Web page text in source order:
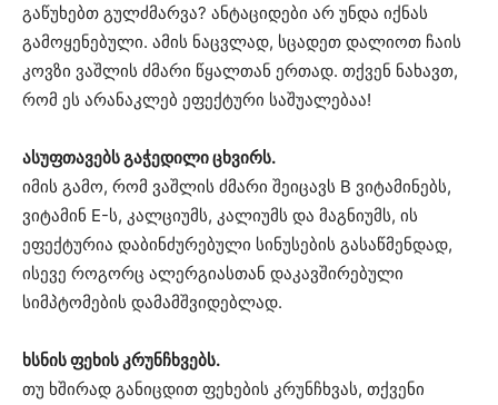
გაწუხებთ გულძმარვა? ანტაციდები არ უნდა იქნას
გამოყენებული. ამის ნაცვლად, სცადეთ დალიოთ ჩაის
კოვზი ვაშლის ძმარი წყალთან ერთად. თქვენ ნახავთ,
რომ ეს არანაკლებ ეფექტური საშუალებაა!
ასუფთავებს გაჭედილი ცხვირს.
იმის გამო, რომ ვაშლის ძმარი შეიცავს B ვიტამინებს,
ვიტამინ E-ს, კალციუმს, კალიუმს და მაგნიუმს, ის
ეფექტურია დაბინძურებული სინუსების გასაწმენდად,
ისევე როგორც ალერგიასთან დაკავშირებული
სიმპტომების დამამშვიდებლად.
ხსნის ფეხის კრუნჩხვებს.
თუ ხშირად განიცდით ფეხების კრუნჩხვას, თქვენი